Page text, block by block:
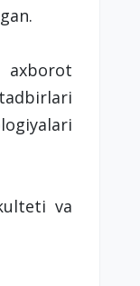
axborot
va